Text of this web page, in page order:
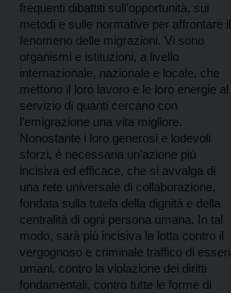
frequenti dibattiti sull’opportunità, sui
metodi e sulle normative per affrontare il
fenomeno delle migrazioni. Vi sono
organismi e istituzioni, a livello
internazionale, nazionale e locale, che
mettono il loro lavoro e le loro energie al
servizio di quanti cercano con
l’emigrazione una vita migliore.
Nonostante i loro generosi e lodevoli
sforzi, è necessaria un’azione più
incisiva ed efficace, che si avvalga di
una rete universale di collaborazione,
fondata sulla tutela della dignità e della
centralità di ogni persona umana. In tal
modo, sarà più incisiva la lotta contro il
vergognoso e criminale traffico di esseri
umani, contro la violazione dei diritti
fondamentali, contro tutte le forme di